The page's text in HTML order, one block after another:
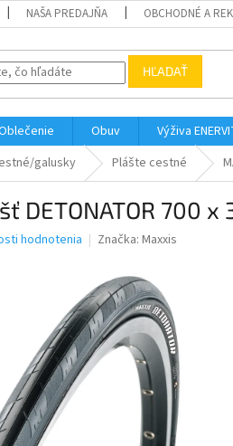
NAŠA PREDAJŇA OBCHODNÉ A
HĽADAŤ
Obuv Výživa
galusky Plášte cestné
DETONATOR 700 x
hodnotenia Značka: Maxxis